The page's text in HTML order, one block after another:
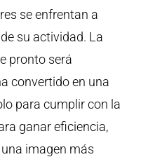
se enfrentan a
su actividad. La
pronto será
convertido en una
para cumplir con la
ganar eficiencia,
imagen más